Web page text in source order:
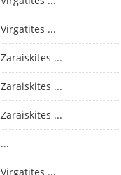
...
...
...
...
...